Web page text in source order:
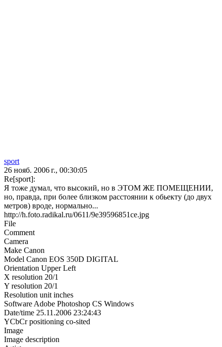
sport
26 нояб. 2006 г., 00:30:05
Re[sport]:
Я тоже думал, что высокий, но в ЭТОМ ЖЕ ПОМЕЩЕНИИ,
но, правда, при более близком расстоянии к обьекту (до двух
метров) вроде, нормально...
http://h.foto.radikal.ru/0611/9e39596851ce.jpg
File
Comment
Camera
Make Canon
Model Canon EOS 350D DIGITAL
Orientation Upper Left
X resolution 20/1
Y resolution 20/1
Resolution unit inches
Software Adobe Photoshop CS Windows
Date/time 25.11.2006 23:24:43
YCbCr positioning co-sited
Image
Image description